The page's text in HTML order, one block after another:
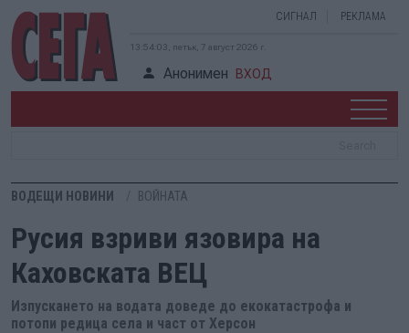
СИГНАЛ РЕКЛАМА
13:54:04, петък, 7 август 2026 г.
Анонимен ВХОД
ВОДЕЩИ НОВИНИ ВОЙНАТА
Русия взриви язовира на
Каховската ВЕЦ
Изпускането на водата доведе до екокатастрофа и
потопи редица села и част от Херсон